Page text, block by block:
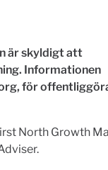
är skyldigt att
Informationen
för
North Growth